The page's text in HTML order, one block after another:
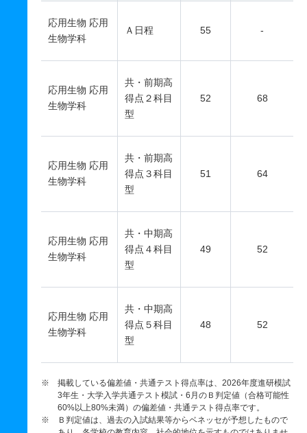
応用生物 応用
生物学科
Ａ日程 55 -
応用生物 応用
生物学科
共・前期高
得点２科目
型
52 68
応用生物 応用
生物学科
共・前期高
得点３科目
型
51 64
応用生物 応用
生物学科
共・中期高
得点４科目
型
49 52
応用生物 応用
生物学科
共・中期高
得点５科目
型
48 52
※ 掲載している偏差値・共通テスト得点率は、2026年度進研模試
3年生・大学入学共通テスト模試・6月のＢ判定値（合格可能性
60%以上80%未満）の偏差値・共通テスト得点率です。
※ Ｂ判定値は、過去の入試結果等からベネッセが予想したもので